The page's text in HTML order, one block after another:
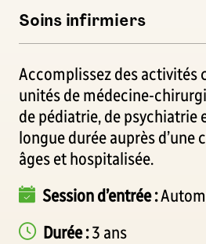
Soins infirmiers
Accomplissez des activités
unités de médecine-
de pédiatrie, de psychiatrie
longue durée auprès d’une
âges et hospitalisée.
Session d’entrée :
Durée :3 ans